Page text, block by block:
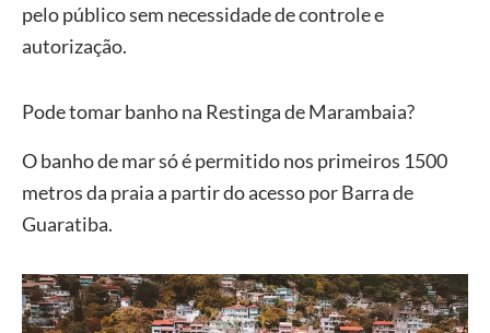
pelo público sem necessidade de controle e
autorização.
Pode tomar banho na Restinga de Marambaia?
O banho de mar só é permitido nos primeiros 1500
metros da praia a partir do acesso por Barra de
Guaratiba.